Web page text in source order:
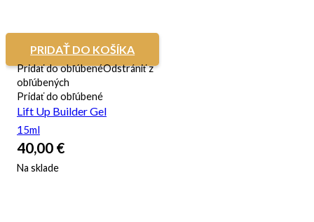
PRIDAŤ DO KOŠÍKA
Pridať do obľúbenéOdstrániť z
obľúbených
Pridať do obľúbené
Lift Up Builder Gel
15ml
40,00 €
Na sklade